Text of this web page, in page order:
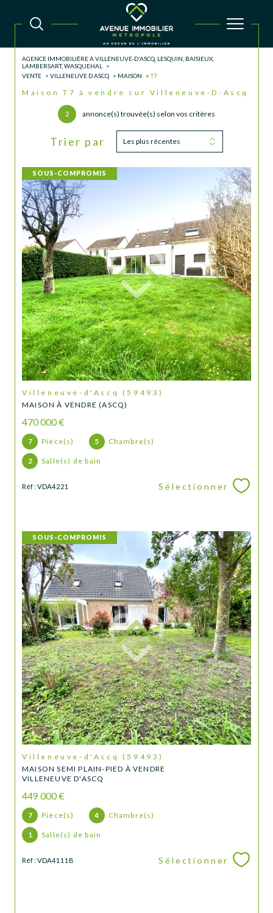
AGENCE IMMOBILIÈRE À VILLENEUVE-D'ASCQ, LESQUIN, BAISIEUX,
LAMBERSART, WASQUEHAL
VENTE
VILLENEUVE D ASCQ MAISON T7
Maison T7 à vendre sur Villeneuve-D-Ascq
2 annonce(s) trouvée(s) selon vos critères
Trier par Les plus récentes
SOUS-COMPROMIS
Villeneuve-d'Ascq (59493)
MAISON À VENDRE (ASCQ)
470 000 €
7 Pièce(s) 5 Chambre(s)
2 Salle(s) de bain
Réf : VDA4221 Sélectionner
SOUS-COMPROMIS
Villeneuve-d'Ascq (59493)
MAISON SEMI PLAIN-PIED À VENDRE
VILLENEUVE D'ASCQ
449 000 €
7 Pièce(s) 4 Chambre(s)
1 Salle(s) de bain
Réf : VDA4111B Sélectionner